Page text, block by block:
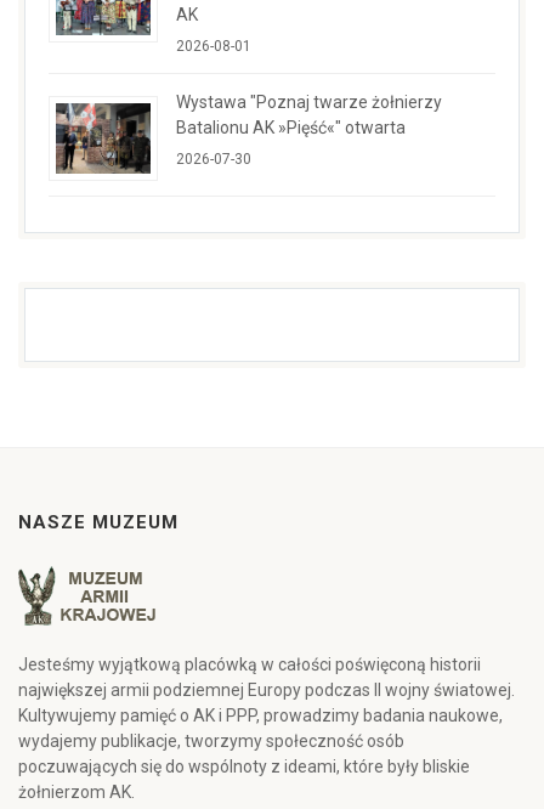
AK
2026-08-01
Wystawa "Poznaj twarze żołnierzy
Batalionu AK »Pięść«" otwarta
2026-07-30
NASZE MUZEUM
Jesteśmy wyjątkową placówką w całości poświęconą historii
największej armii podziemnej Europy podczas II wojny światowej.
Kultywujemy pamięć o AK i PPP, prowadzimy badania naukowe,
wydajemy publikacje, tworzymy społeczność osób
poczuwających się do wspólnoty z ideami, które były bliskie
żołnierzom AK.